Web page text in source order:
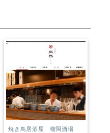
焼き鳥居酒屋 榴岡酒場